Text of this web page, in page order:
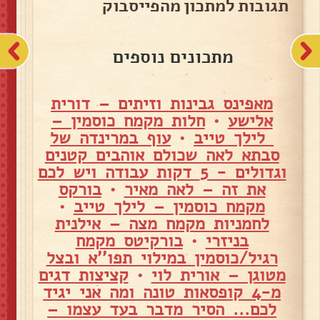
תגובות למתכון מהפייסבוק
מתכונים נוספים
מאפינס גבינות וזיתים – דורית
אלישע •חלות מקמח כוסמין –
לילך טייב •עוף במרינדה של
סבתא לאה שכולם אוהבים קטנים
וגדולים - 5 דקות עבודה ויש לכם
את זה – לאה מאיר •בורקס
מקמח כוסמין – לילך טייב •
לחמניות מקמח מצה – אילנית
בניזרי •בורקיטס מקמח
רגיל/כוסמין במילוי תפו''א ובצל
מטוגן – אורית לוי •קציצות דגים
מ-4 קופסאות טונה ומה אני יגיד
לכם... הסיר מדבר בעד עצמו –